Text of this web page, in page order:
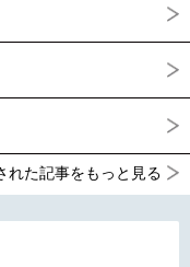
れた記事をもっと見る